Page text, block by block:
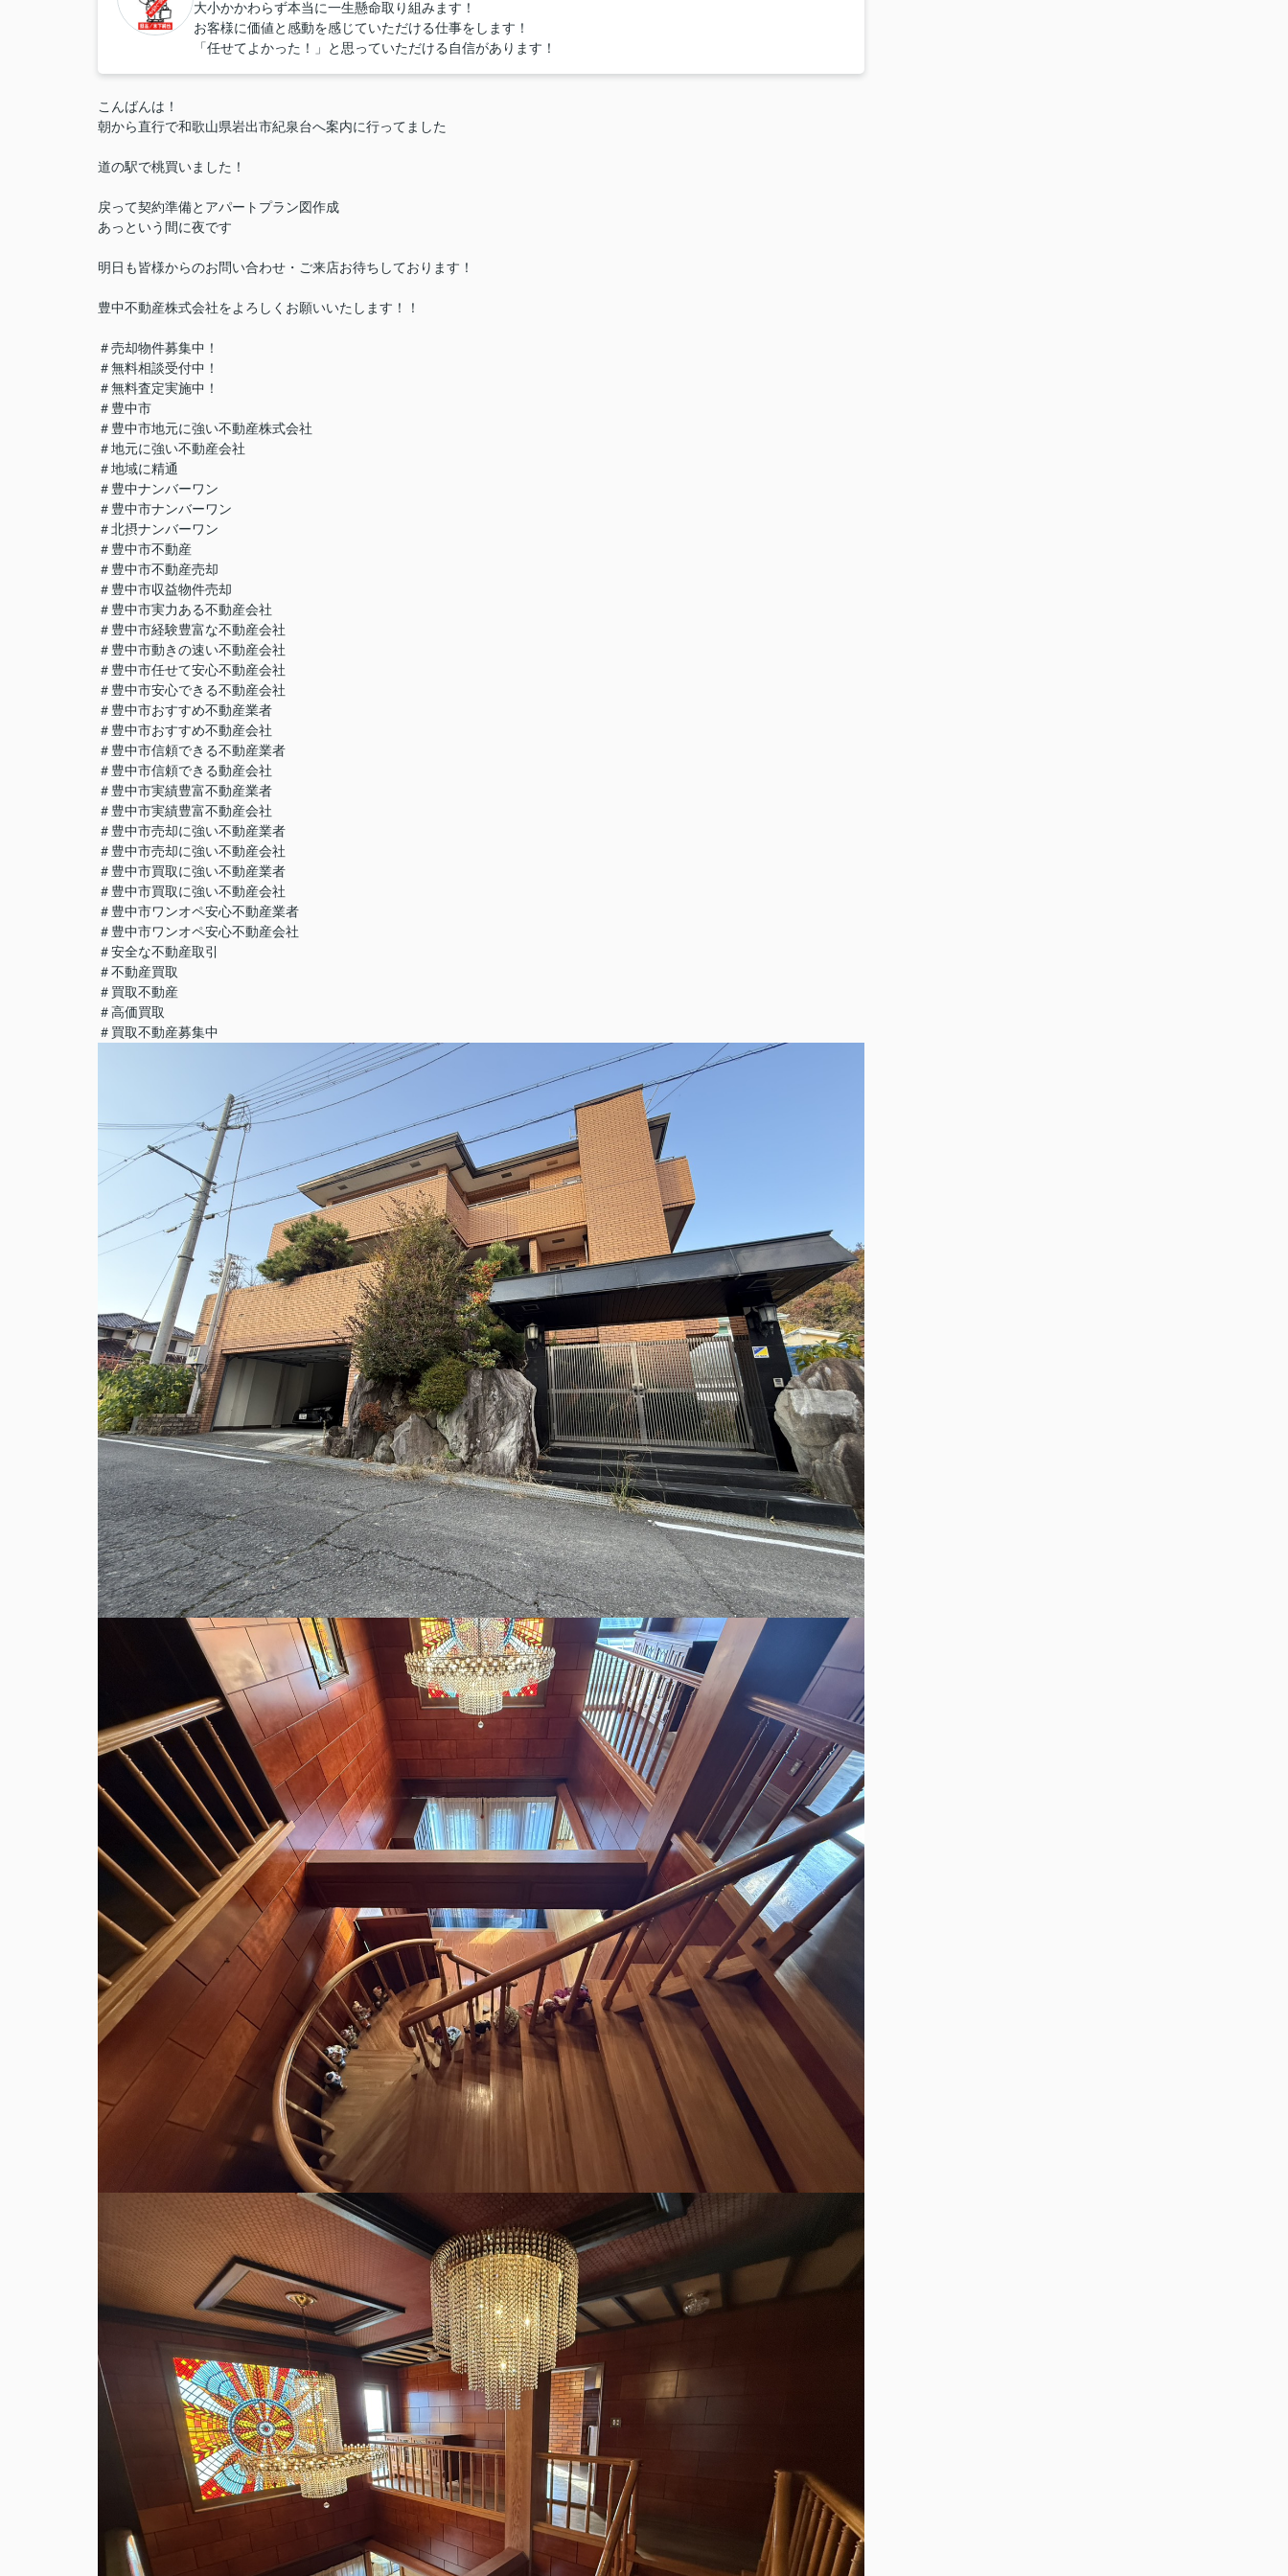
大小かかわらず本当に一生懸命取り組みます！
お客様に価値と感動を感じていただける仕事をします！
「任せてよかった！」と思っていただける自信があります！
こんばんは！
朝から直行で和歌山県岩出市紀泉台へ案内に行ってました
道の駅で桃買いました！
戻って契約準備とアパートプラン図作成
あっという間に夜です
明日も皆様からのお問い合わせ・ご来店お待ちしております！
豊中不動産株式会社をよろしくお願いいたします！！
＃売却物件募集中！
＃無料相談受付中！
＃無料査定実施中！
＃豊中市
＃豊中市地元に強い不動産株式会社
＃地元に強い不動産会社
＃地域に精通
＃豊中ナンバーワン
＃豊中市ナンバーワン
＃北摂ナンバーワン
＃豊中市不動産
＃豊中市不動産売却
＃豊中市収益物件売却
＃豊中市実力ある不動産会社
＃豊中市経験豊富な不動産会社
＃豊中市動きの速い不動産会社
＃豊中市任せて安心不動産会社
＃豊中市安心できる不動産会社
＃豊中市おすすめ不動産業者
＃豊中市おすすめ不動産会社
＃豊中市信頼できる不動産業者
＃豊中市信頼できる動産会社
＃豊中市実績豊富不動産業者
＃豊中市実績豊富不動産会社
＃豊中市売却に強い不動産業者
＃豊中市売却に強い不動産会社
＃豊中市買取に強い不動産業者
＃豊中市買取に強い不動産会社
＃豊中市ワンオペ安心不動産業者
＃豊中市ワンオペ安心不動産会社
＃安全な不動産取引
＃不動産買取
＃買取不動産
＃高価買取
＃買取不動産募集中